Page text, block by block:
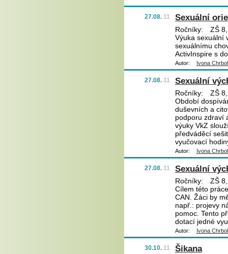
27.08. 11 Sexuální
Ročníky:
ZŠ
Výuka sexuální
sexuálnímu
ActivInspire s
Autor: Ivona
27.08. 11 Sexuální
Ročníky:
ZŠ
Období
duševních a
podporu zdraví
výuky VkZ
předváděcí
vyučovací
Autor: Ivona
27.08. 11 Sexuální
Ročníky:
ZŠ
Cílem této
CAN. Žáci by
např.: projevy
pomoc. Tento
dotací jedné
Autor: Ivona
30.10. 11 Šikana